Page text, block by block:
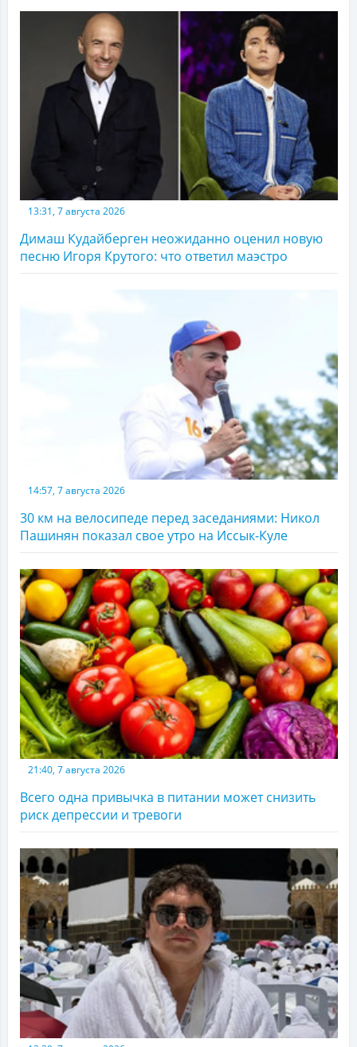
13:31, 7 августа 2026
Димаш Кудайберген неожиданно оценил новую
песню Игоря Крутого: что ответил маэстро
14:57, 7 августа 2026
30 км на велосипеде перед заседаниями: Никол
Пашинян показал свое утро на Иссык-Куле
21:40, 7 августа 2026
Всего одна привычка в питании может снизить
риск депрессии и тревоги